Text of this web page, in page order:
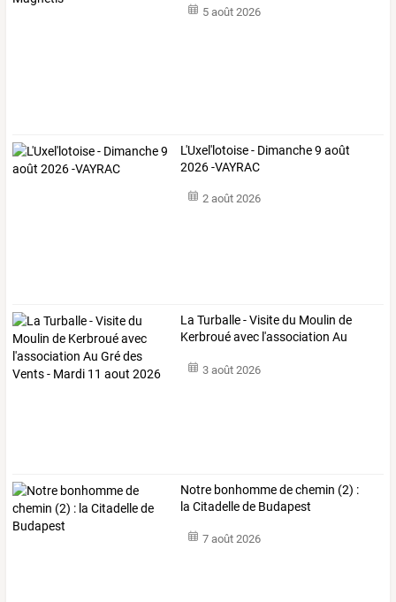
5 août 2026
L'Uxel'lotoise - Dimanche 9 août
2026 -VAYRAC
2 août 2026
La Turballe-Visitedu Moulin de
Kerbrouéavec l'association Au
3 août 2026
Notre bonhomme de chemin (2) :
la Citadelle de Budapest
7 août 2026